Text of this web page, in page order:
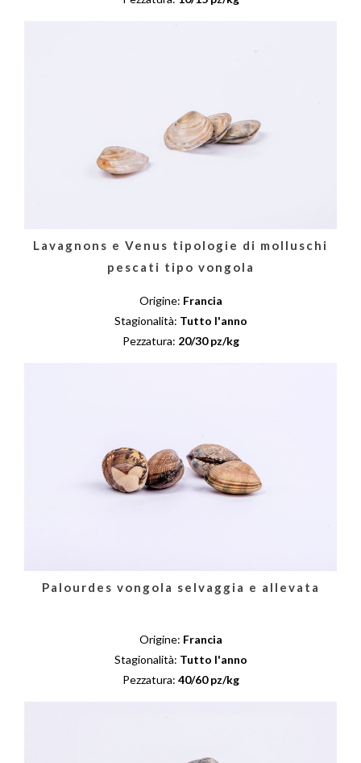
Lavagnons e Venus tipologie di molluschi
pescati tipo vongola
Origine: Francia
Stagionalità: Tutto l'anno
Pezzatura: 20/30 pz/kg
Palourdes vongola selvaggia e allevata
Origine: Francia
Stagionalità: Tutto l'anno
Pezzatura: 40/60 pz/kg